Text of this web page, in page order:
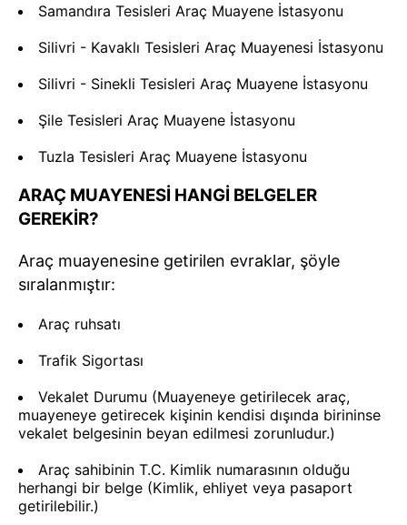
Samandıra Tesisleri Araç Muayene İstasyonu
Silivri - Kavaklı Tesisleri Araç Muayenesi İstasyonu
Silivri - Sinekli Tesisleri Araç Muayene İstasyonu
Şile Tesisleri Araç Muayene İstasyonu
Tuzla Tesisleri Araç Muayene İstasyonu
ARAÇ MUAYENESİ HANGİ BELGELER
GEREKİR?
Araç muayenesine getirilen evraklar, şöyle
sıralanmıştır:
Araç ruhsatı
Trafik Sigortası
Vekalet Durumu (Muayeneye getirilecek araç,
muayeneye getirecek kişinin kendisi dışında birininse
vekalet belgesinin beyan edilmesi zorunludur.)
Araç sahibinin T.C. Kimlik numarasının olduğu
herhangi bir belge (Kimlik, ehliyet veya pasaport
getirilebilir.)